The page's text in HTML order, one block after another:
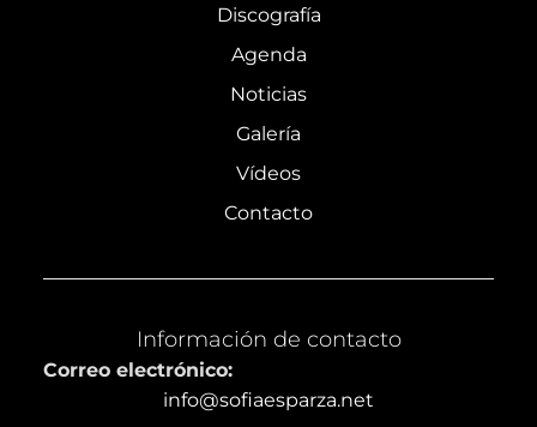
Discografía
Agenda
Noticias
Galería
Vídeos
Contacto
Información de contacto
Correo electrónico:
info@sofiaesparza.net